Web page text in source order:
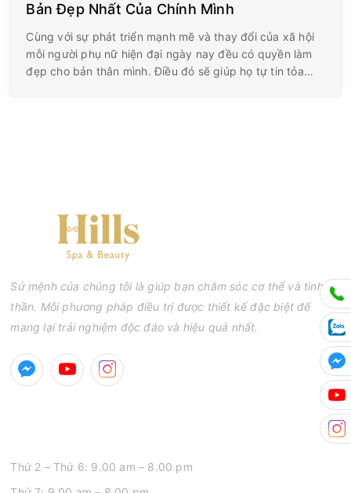
Bản Đẹp Nhất Của Chính Mình
Cùng với sự phát triển mạnh mẽ và thay đổi của xã hội
mỗi người phụ nữ hiện đại ngày nay đều có quyền làm
đẹp cho bản thân mình. Điều đó sẽ giúp họ tự tin tỏa
Sứ mệnh của chúng tôi là giúp bạn chăm sóc cơ thể và tinh
thần. Mỗi phương pháp điều trị được thiết kế đặc biệt để
mang lại trải nghiệm độc đáo và hiệu quả nhất.
Thứ 2 – Thứ 6: 9.00 am – 8.00 pm